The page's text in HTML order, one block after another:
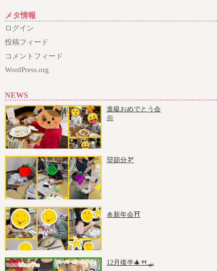
メタ情報
ログイン
投稿フィード
コメントフィード
WordPress.org
NEWS
進級おめでとう会
㊗️
👹節分🫘
🎍新年会⛩️
12月後半🎄🍴🛷